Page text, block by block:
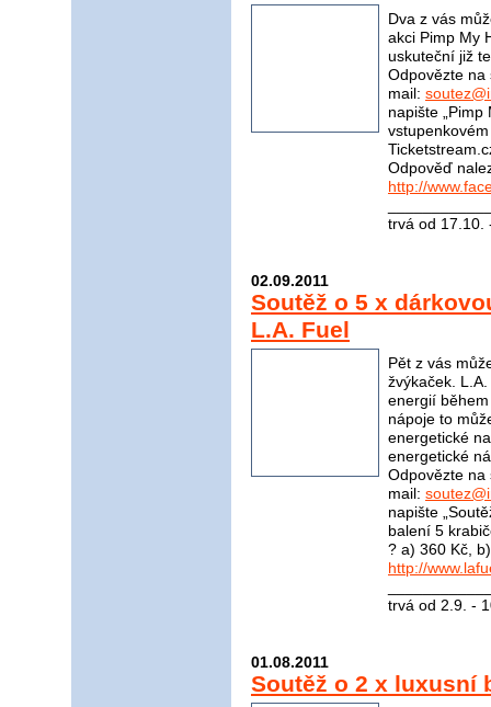
Dva z vás
akci Pimp My
uskuteční již
Odpovězte na
mail:
napište
Odpověď
http://
trvá od
02.09.2011
Soutěž o 5 x
L.A. Fuel
Pět z vás
žvýkaček.
energií
nápoje to
energetické
energetické
Odpovězte na
mail:
napište
balení 5
? a) 360 Kč,
http://
trvá od 2.9. -
01.08.2011
Soutěž o 2 x luxusní